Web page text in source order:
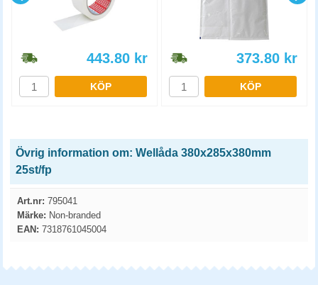
443.80 kr
KÖP
373.80 kr
KÖP
Övrig information om: Wellåda 380x285x380mm
25st/fp
Art.nr: 795041
Märke: Non-branded
EAN: 7318761045004